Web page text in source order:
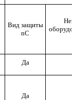
Вид защиты
nС
Да
Да